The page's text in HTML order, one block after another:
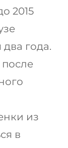
2015
года.
из
в